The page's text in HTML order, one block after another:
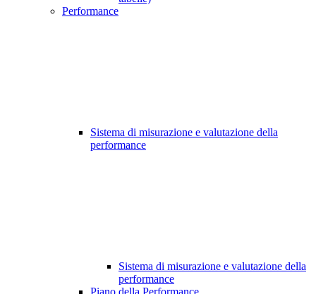
Performance
Sistema di misurazione e valutazione della
performance
Sistema di misurazione e valutazione della
performance